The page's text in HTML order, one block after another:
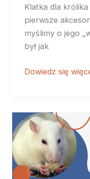
Klatka dla
pierwsze
myślimy o jego
był jak
Dowiedz się
Szczury
żywienie